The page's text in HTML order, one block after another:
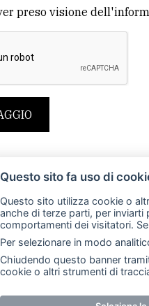
preso visione
- Whatsapp: 351
CasateOnline LeccoOnline
Cookie policy Rivedi le
S.r.l. - Tutti i
Questo sito fa uso di
Questo sito utilizza cookie o
anche di terze parti, per inviarti
comportamenti dei visitatori.
Per selezionare in modo
Chiudendo questo banner
cookie o altri strumenti di